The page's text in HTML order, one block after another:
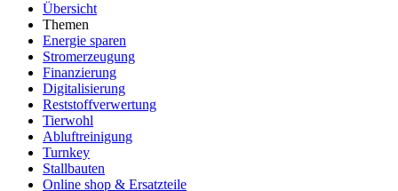
Übersicht
Themen
Energie sparen
Stromerzeugung
Finanzierung
Digitalisierung
Reststoffverwertung
Tierwohl
Abluftreinigung
Turnkey
Stallbauten
Online shop & Ersatzteile